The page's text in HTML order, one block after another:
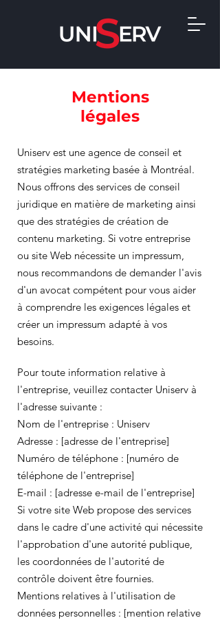
Mentions
légales
Uniserv est une agence de conseil et
stratégies marketing basée à Montréal.
Nous offrons des services de conseil
juridique en matière de marketing ainsi
que des stratégies de création de
contenu marketing. Si votre entreprise
ou site Web nécessite un impressum,
nous recommandons de demander l'avis
d'un avocat compétent pour vous aider
à comprendre les exigences légales et
créer un impressum adapté à vos
besoins.
Pour toute information relative à
l'entreprise, veuillez contacter Uniserv à
l'adresse suivante :
Nom de l'entreprise : Uniserv
Adresse : [adresse de l'entreprise]
Numéro de téléphone : [numéro de
téléphone de l'entreprise]
E-mail : [adresse e-mail de l'entreprise]
Si votre site Web propose des services
dans le cadre d'une activité qui nécessite
l'approbation d'une autorité publique,
les coordonnées de l'autorité de
contrôle doivent être fournies.
Mentions relatives à l'utilisation de
données personnelles : [mention relative